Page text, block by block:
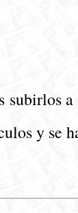
subirlos
y se